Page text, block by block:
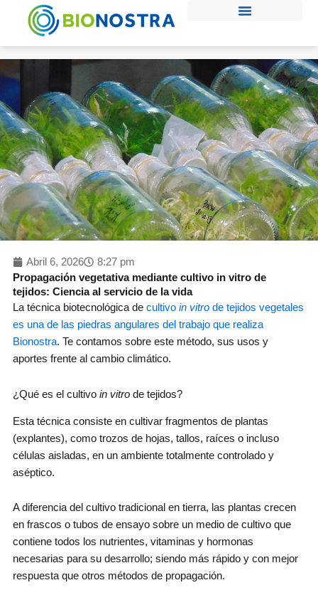
Abril 6, 2026
8:27 pm
Propagación vegetativa mediante cultivo in vitro de
tejidos: Ciencia al servicio de la vida
La técnica biotecnológica de cultivo in vitrode tejidos vegetales
es una de las piedras angulares del trabajo que realiza
Bionostra. Te contamos sobre este método, sus usos y
aportes frente al cambio climático.
¿Qué es el cultivo in vitrode tejidos?
Esta técnica consiste en cultivar fragmentos de plantas
(explantes), como trozos de hojas, tallos, raíces o incluso
células aisladas, en un ambiente totalmente controlado y
aséptico.
A diferencia del cultivo tradicional en tierra, las plantas crecen
en frascos o tubos de ensayo sobre un medio de cultivo que
contiene todos los nutrientes, vitaminas y hormonas
necesarias para su desarrollo; siendo más rápido y con mejor
respuesta que otros métodos de propagación.